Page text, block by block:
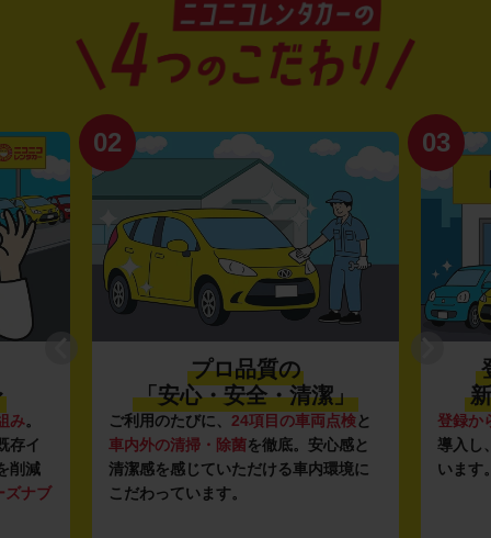
み。
存イ
削減
ズナブ
02
プロ品質の
「安心・安全・清潔」
ご利用のたびに、 24項目の車両点検と
車内外の清掃・除菌を徹底。安心感と
清潔感を感じていただける車内環境に
こだわっています。
03
登録か
導入し
います